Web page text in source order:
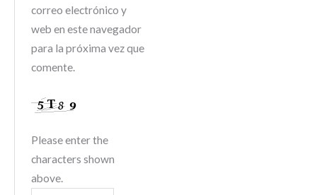
correo electrónico y
web en este navegador
para la próxima vez que
comente.
Please enter the
characters shown
above.